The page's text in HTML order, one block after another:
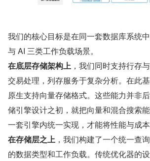
我们的核心目标是在同一套数据库系统
与 AI 三类工作负载场景。
在底层存储架构上 ，我们同时支持行
交易处理，列存服务于复杂分析。在此
原生支持向量存储格式。这些能力并非
储引擎设计之初，就把向量和混合搜索
一套引擎内统一实现，才能将性能与成本
在存储层之上 ，我们构建了一个统一查
的数据类型和工作负载。传统优化器的